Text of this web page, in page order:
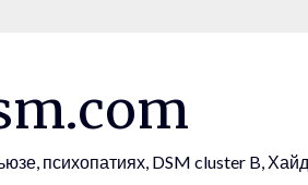
психопатиях, DSM cluster B,